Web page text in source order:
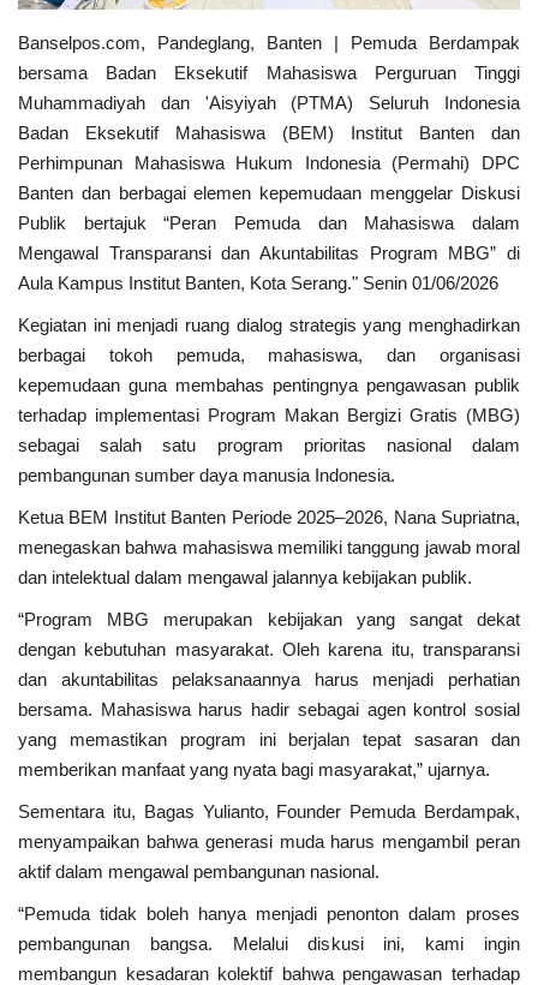
PGRI
Pemerintah Privinsi
Kota
Nasional
Kabupaten
MBG & KDKMP
Politik
Desa & Kelurahan
Pertanian
Pemerintahan
Bisnis
Sosial
Kriminal
Agama
Polri
Banselpos.com, Pandeglang, Banten | Pemuda Berdampak
bersama Badan Eksekutif Mahasiswa Perguruan Tinggi
Muhammadiyah dan 'Aisyiyah (PTMA) Seluruh Indonesia
Badan Eksekutif Mahasiswa (BEM) Institut Banten dan
Perhimpunan Mahasiswa Hukum Indonesia (Permahi) DPC
Banten dan berbagai elemen kepemudaan menggelar Diskusi
Publik bertajuk “Peran Pemuda dan Mahasiswa dalam
Mengawal Transparansi dan Akuntabilitas Program MBG” di
Aula Kampus Institut Banten, Kota Serang." Senin 01/06/2026
Kegiatan ini menjadi ruang dialog strategis yang menghadirkan
berbagai tokoh pemuda, mahasiswa, dan organisasi
kepemudaan guna membahas pentingnya pengawasan publik
terhadap implementasi Program Makan Bergizi Gratis (MBG)
sebagai salah satu program prioritas nasional dalam
pembangunan sumber daya manusia Indonesia.
Ketua BEM Institut Banten Periode 2025–2026, Nana Supriatna,
menegaskan bahwa mahasiswa memiliki tanggung jawab moral
dan intelektual dalam mengawal jalannya kebijakan publik.
“Program MBG merupakan kebijakan yang sangat dekat
dengan kebutuhan masyarakat. Oleh karena itu, transparansi
dan akuntabilitas pelaksanaannya harus menjadi perhatian
bersama. Mahasiswa harus hadir sebagai agen kontrol sosial
yang memastikan program ini berjalan tepat sasaran dan
memberikan manfaat yang nyata bagi masyarakat,” ujarnya.
Sementara itu, Bagas Yulianto, Founder Pemuda Berdampak,
menyampaikan bahwa generasi muda harus mengambil peran
aktif dalam mengawal pembangunan nasional.
“Pemuda tidak boleh hanya menjadi penonton dalam proses
pembangunan bangsa. Melalui diskusi ini, kami ingin
membangun kesadaran kolektif bahwa pengawasan terhadap